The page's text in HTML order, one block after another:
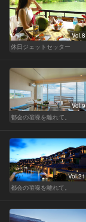
Vol.8
休日ジェットセッター
Vol.9
都会の喧噪を離れて。
Vol.21
都会の喧噪を離れて。